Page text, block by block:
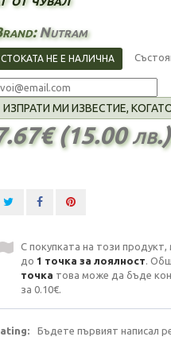
Nutram
СТОКАТА НЕ Е НАЛИЧНА
ИЗПРАТИ МИ ИЗВЕСТИЕ,
(15.00 лв.)
С покупката на този
до 1 точка за лоялност.
точка това може да бъде
за 0.10€.
Бъдете първият написал